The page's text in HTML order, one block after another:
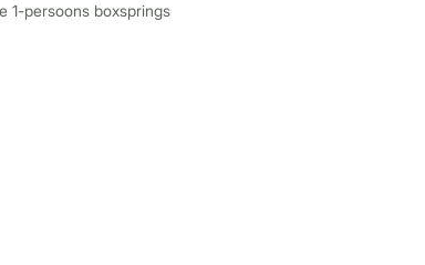
1-persoons boxsprings